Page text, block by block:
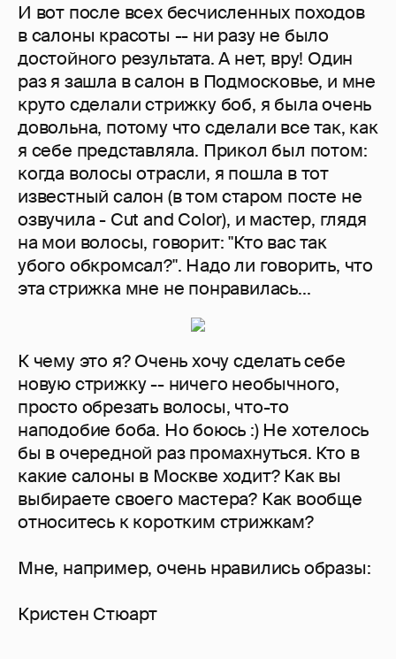
И вот после всех бесчисленных походов
в салоны красоты -- ни разу не было
достойного результата. А нет, вру! Один
раз я зашла в салон в Подмосковье, и мне
круто сделали стрижку боб, я была очень
довольна, потому что сделали все так, как
я себе представляла. Прикол был потом:
когда волосы отрасли, я пошла в тот
известный салон (в том старом посте не
озвучила - Cut and Color), и мастер, глядя
на мои волосы, говорит: "Кто вас так
убого обкромсал?". Надо ли говорить, что
эта стрижка мне не понравилась...
К чему это я? Очень хочу сделать себе
новую стрижку -- ничего необычного,
просто обрезать волосы, что-то
наподобие боба. Но боюсь :) Не хотелось
бы в очередной раз промахнуться. Кто в
какие салоны в Москве ходит? Как вы
выбираете своего мастера? Как вообще
относитесь к коротким стрижкам?
Мне, например, очень нравились образы:
Кристен Стюарт